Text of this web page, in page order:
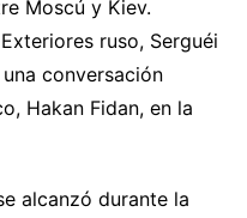
Moscú y Kiev.
ruso, Serguéi
conversación
Hakan Fidan, en la
alcanzó durante la